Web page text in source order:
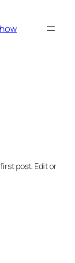
post. Edit or